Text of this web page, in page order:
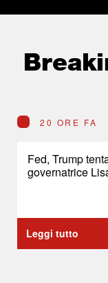
20 ORE FA
Fed, Trump
governatrice
Leggi tutto